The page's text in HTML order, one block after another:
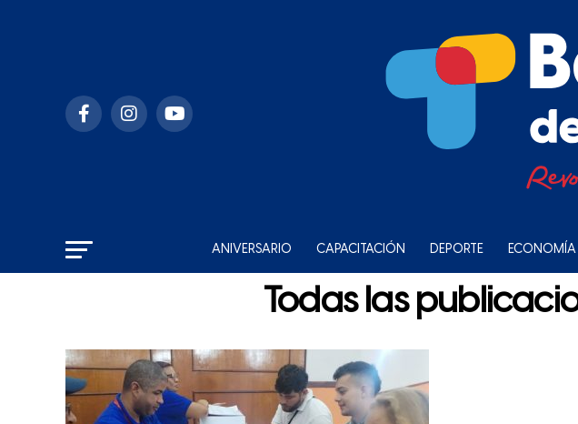
ANIVERSARIO CAPACITACIÓN DEPORTE ECONOMÍA
Todas las